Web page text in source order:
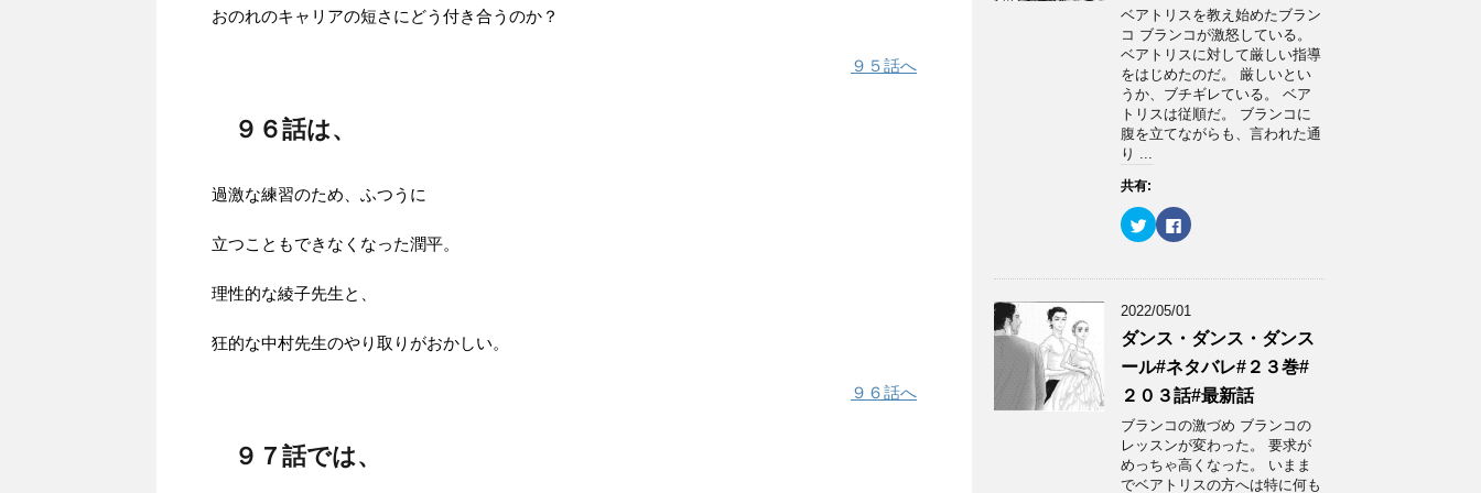
おのれのキャリアの短さにどう付き合うのか？
９５話へ
９６話は、
過激な練習のため、ふつうに
立つこともできなくなった潤平。
理性的な綾子先生と、
狂的な中村先生のやり取りがおかしい。
９６話へ
９７話では、
有
新
し
い
ウ
ン
ド
ウ
で
ま
す
ク
リ
ッ
ク
し
て
く
だ
さ
い
(
ン
ド
す
ベアトリスを教え始めたブラン
コ ブランコが激怒している。
ベアトリスに対して厳しい指導
をはじめたのだ。 厳しいとい
うか、ブチギレている。 ベア
トリスは従順だ。 ブランコに
腹を立てながらも、言われた通
り ...
共有:
ク
リ
w
t
e
r
で
共
有
(
新
し
い
ウ
F
a
k
共
有
す
る
に
は
ク
リ
ッ
ク
し
て
2022/05/01
ダンス・ダンス・ダンス
ール#ネタバレ#２３巻#
２０３話#最新話
ブランコの激づめ ブランコの
レッスンが変わった。 要求が
めっちゃ高くなった。 いまま
でベアトリスの方へは特に何も